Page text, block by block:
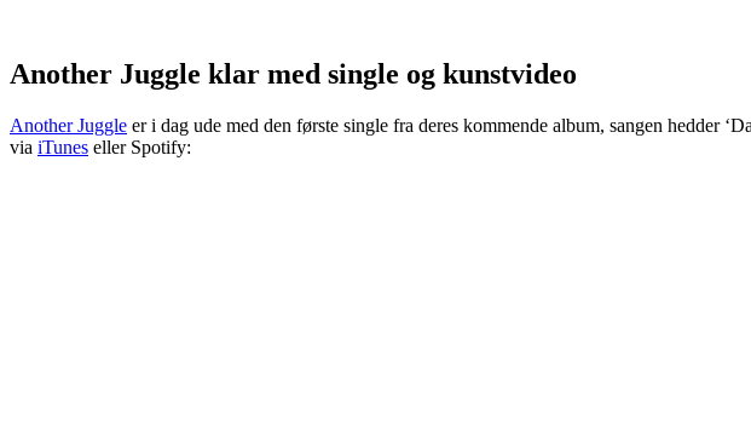
Another Juggle klar med single og kunstvideo
Another Juggle er i dag ude med den første single fra deres kommende album, sangen hedder
via iTunes eller Spotify: